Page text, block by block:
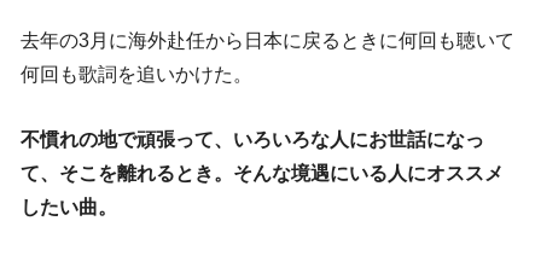
去年の3月に海外赴任から日本に戻るときに何回も聴いて
何回も歌詞を追いかけた。
不慣れの地で頑張って、いろいろな人にお世話になっ
て、そこを離れるとき。そんな境遇にいる人にオススメ
したい曲。